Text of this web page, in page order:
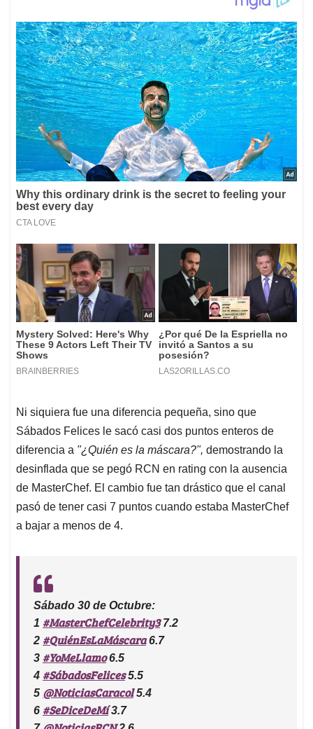
Ni siquiera fue una diferencia pequeña, sino que
Sábados Felices le sacó casi dos puntos enteros de
diferencia a "¿Quién es la máscara?", demostrando la
desinflada que se pegó RCN en rating con la ausencia
de MasterChef. El cambio fue tan drástico que el canal
pasó de tener casi 7 puntos cuando estaba MasterChef
a bajar a menos de 4.
Sábado 30 de Octubre:
1 #MasterChefCelebrity37.2
2 #QuiénEsLaMáscara6.7
3 #YoMeLlamo6.5
4 #SábadosFelices5.5
5 @NoticiasCaracol5.4
6 #SeDiceDeMí3.7